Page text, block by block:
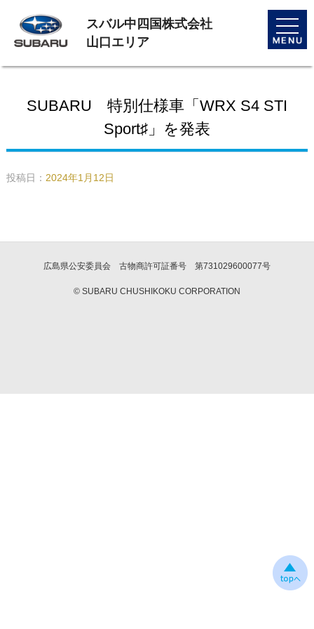
toggle
スバル中四国株式会社
山口エリア
SUBARU 特別仕様車「WRX S4 STI
Sport♯」を発表
投稿日： 2024年1月12日
広島県公安委員会 古物商許可証番号 第731029600077号
© SUBARU CHUSHIKOKU CORPORATION